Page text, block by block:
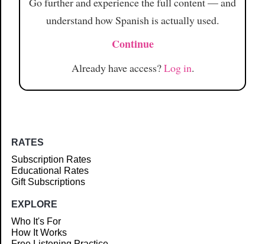
understand how Spanish is actually used.
Continue
Already have access?Log in.
RATES
Subscription Rates
Educational Rates
Gift Subscriptions
EXPLORE
Who It's For
How It Works